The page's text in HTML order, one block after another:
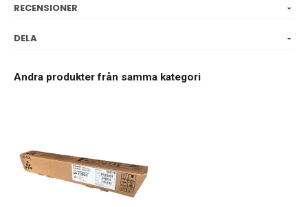
RECENSIONER
DELA
Andra produkter från samma kategori